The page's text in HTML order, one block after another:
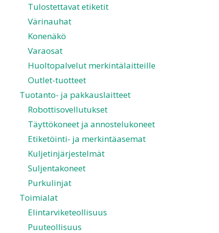
Tulostettavat etiketit
Värinauhat
Konenäkö
Varaosat
Huoltopalvelut merkintälaitteille
Outlet-tuotteet
Tuotanto- ja pakkauslaitteet
Robottisovellutukset
Täyttökoneet ja annostelukoneet
Etiketöinti- ja merkintäasemat
Kuljetinjärjestelmät
Suljentakoneet
Purkulinjat
Toimialat
Elintarviketeollisuus
Puuteollisuus